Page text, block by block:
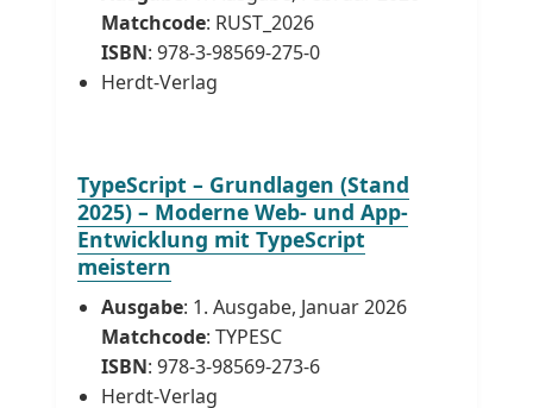
Matchcode: RUST_2026
ISBN: 978-3-98569-275-0
Herdt-Verlag
TypeScript – Grundlagen (Stand
2025) – Moderne Web- und App-
Entwicklung mit TypeScript
meistern
Ausgabe: 1. Ausgabe, Januar 2026
Matchcode: TYPESC
ISBN: 978-3-98569-273-6
Herdt-Verlag